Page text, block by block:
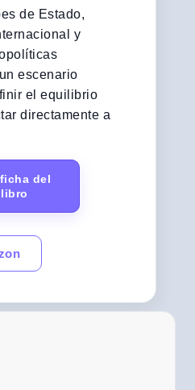
de Estado,
y
escenario
el equilibrio
directamente a
del
libro